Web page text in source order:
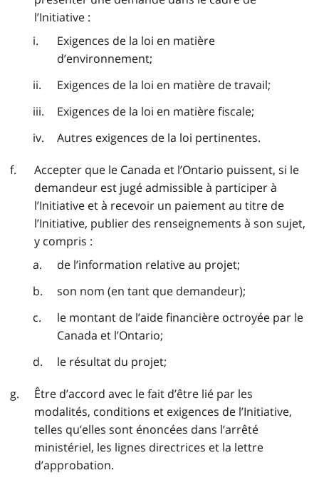
l’Initiative :
Exigences de la loi en matière
d’environnement;
Exigences de la loi en matière de travail;
Exigences de la loi en matière fiscale;
Autres exigences de la loi pertinentes.
Accepter que le Canada et l’Ontario puissent, si le
demandeur est jugé admissible à participer à
l’Initiative et à recevoir un paiement au titre de
l’Initiative, publier des renseignements à son sujet,
y compris :
de l’information relative au projet;
son nom (en tant que demandeur);
le montant de l’aide financière octroyée par le
Canada et l’Ontario;
le résultat du projet;
Être d’accord avec le fait d’être lié par les
modalités, conditions et exigences de l’Initiative,
telles qu’elles sont énoncées dans l’arrêté
ministériel, les lignes directrices et la lettre
d’approbation.